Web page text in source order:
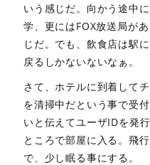
いう感じだ。向かう途中
学、更にはFOX放送局が
じだ。でも、飲食店は駅
戻るしかないないなぁ。
さて、ホテルに到着して
を清掃中だという事で受
いと伝えてユーザIDを発
ところで部屋に入る。飛
で、少し眠る事にする。